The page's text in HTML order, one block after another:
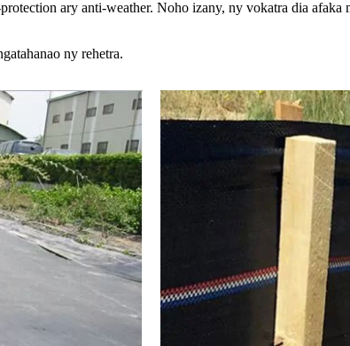
ary anti-weather. Noho izany, ny vokatra dia afaka
ny rehetra.